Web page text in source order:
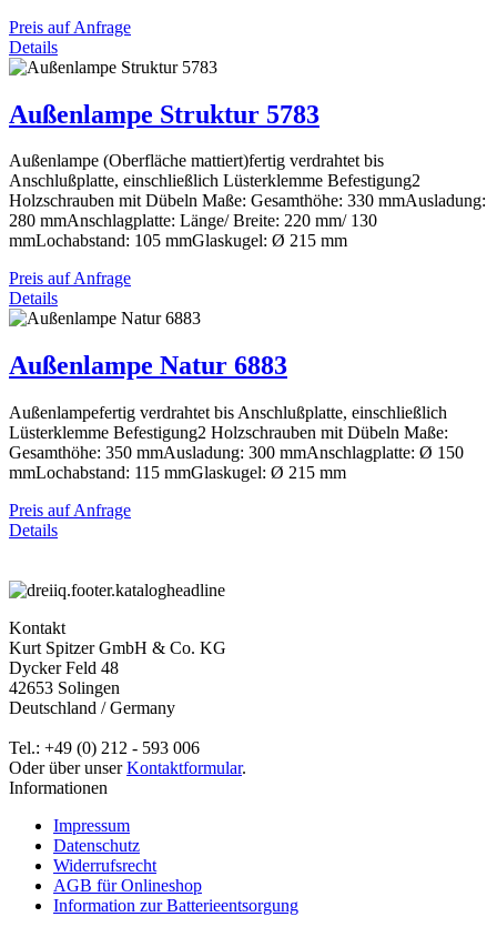
Preis auf Anfrage
Details
Außenlampe Struktur 5783
Außenlampe (Oberfläche mattiert)fertig verdrahtet bis
Anschlußplatte, einschließlich Lüsterklemme Befestigung2
Holzschrauben mit Dübeln Maße: Gesamthöhe: 330 mmAusladung:
280 mmAnschlagplatte: Länge/ Breite: 220 mm/ 130
mmLochabstand: 105 mmGlaskugel: Ø 215 mm
Preis auf Anfrage
Details
Außenlampe Natur 6883
Außenlampefertig verdrahtet bis Anschlußplatte, einschließlich
Lüsterklemme Befestigung2 Holzschrauben mit Dübeln Maße:
Gesamthöhe: 350 mmAusladung: 300 mmAnschlagplatte: Ø 150
mmLochabstand: 115 mmGlaskugel: Ø 215 mm
Preis auf Anfrage
Details
Kontakt
Kurt Spitzer GmbH & Co. KG
Dycker Feld 48
42653 Solingen
Deutschland / Germany
Tel.: +49 (0) 212 - 593 006
Oder über unserKontaktformular.
Informationen
Impressum
Datenschutz
Widerrufsrecht
AGB für Onlineshop
Information zur Batterieentsorgung